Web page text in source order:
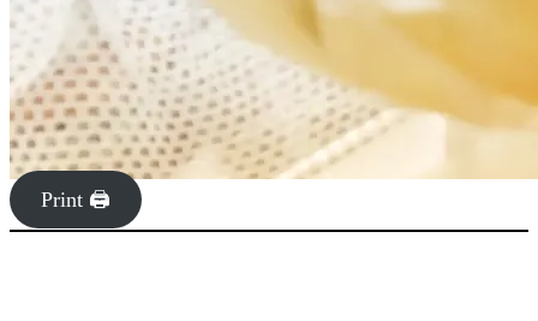
Print 🖨